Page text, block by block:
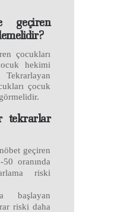
geçiren
çocukları
hekimi
çocuk
tekrarlar
geçiren
oranında
riski
başlayan
riski daha